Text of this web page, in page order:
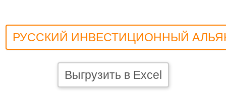
РУССКИЙ ИНВЕСТИЦИОННЫЙ
Выгрузить в Excel